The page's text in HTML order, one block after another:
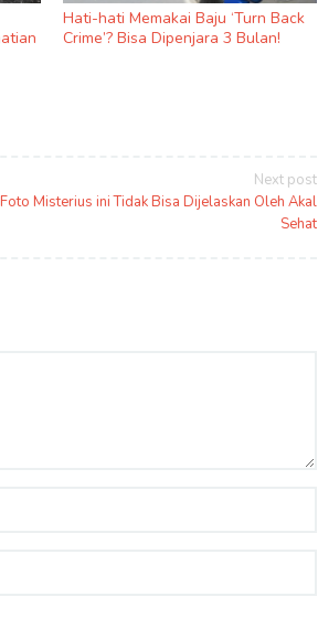
Hati-hati Memakai Baju ‘Turn Back
Crime’? Bisa Dipenjara 3 Bulan!
Next post
Misterius ini Tidak Bisa Dijelaskan Oleh Akal
Sehat